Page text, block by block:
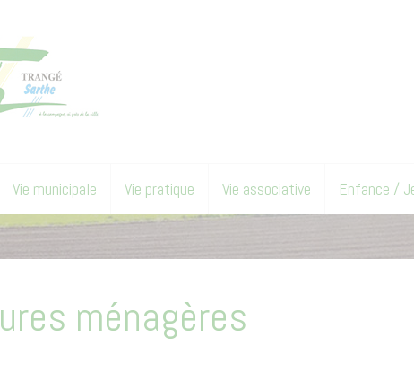
Vie municipale Vie pratique Vie associative Enfance /
ménagères